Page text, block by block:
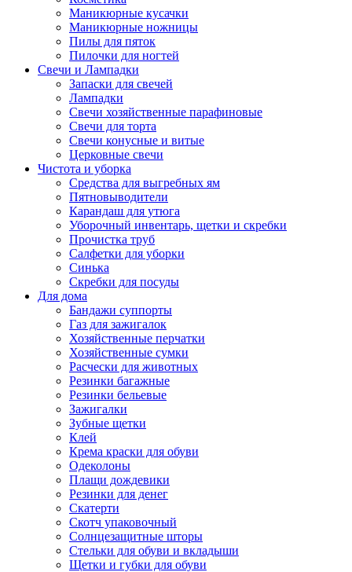
Маникюрные кусачки
Маникюрные ножницы
Пилы для пяток
Пилочки для ногтей
Свечи и Лампадки
Запаски для свечей
Лампадки
Свечи хозяйственные парафиновые
Свечи для торта
Свечи конусные и витые
Церковные свечи
Чистота и уборка
Средства для выгребных ям
Пятновыводители
Карандаш для утюга
Уборочный инвентарь, щетки и скребки
Прочистка труб
Салфетки для уборки
Синька
Скребки для посуды
Для дома
Бандажи суппорты
Газ для зажигалок
Хозяйственные перчатки
Хозяйственные сумки
Расчески для животных
Резинки багажные
Резинки бельевые
Зажигалки
Зубные щетки
Клей
Крема краски для обуви
Одеколоны
Плащи дождевики
Резинки для денег
Скатерти
Скотч упаковочный
Солнцезащитные шторы
Стельки для обуви и вкладыши
Щетки и губки для обуви